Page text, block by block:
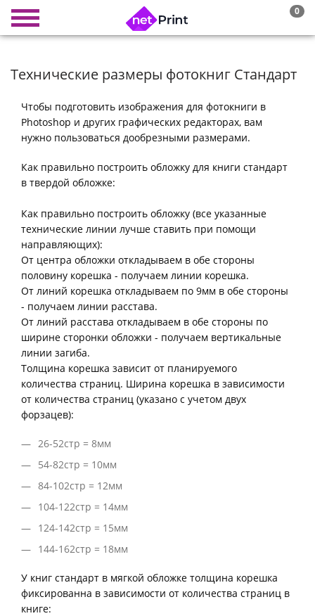
0
Технические размеры фотокниг Стандарт
Чтобы подготовить изображения для фотокниги в
Photoshop и других графических редакторах, вам
нужно пользоваться дообрезными размерами.
Как правильно построить обложку для книги стандарт
в твердой обложке:
Как правильно построить обложку (все указанные
технические линии лучше ставить при помощи
направляющих):
От центра обложки откладываем в обе стороны
половину корешка - получаем линии корешка.
От линий корешка откладываем по 9мм в обе стороны
- получаем линии расстава.
От линий расстава откладываем в обе стороны по
ширине сторонки обложки - получаем вертикальные
линии загиба.
Толщина корешка зависит от планируемого
количества страниц. Ширина корешка в зависимости
от количества страниц (указано с учетом двух
форзацев):
26-52стр = 8мм
54-82стр = 10мм
84-102стр = 12мм
104-122стр = 14мм
124-142стр = 15мм
144-162стр = 18мм
У книг стандарт в мягкой обложке толщина корешка
фиксированна в зависимости от количества страниц в
книге: